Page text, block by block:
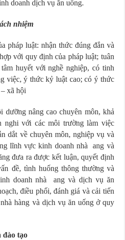
doanh dịch vụ ăn uống.
nhiệm
pháp luật: nhận thức đúng đắn và
với quy định của pháp luật; tuân
huyết với nghề nghiệp, có tinh
việc, ý thức kỷ luật cao; có ý thức
xã hội
nâng cao chuyên môn, khả
nghi với các môi trường làm việc
dắt về chuyên môn, nghiệp vụ và
lĩnh vực kinh doanh nhà ang và
đưa ra được kết luận, quyết định
đề, tình huống thông thường và
doanh nhà ang và dịch vụ ăn
điều phối, đánh giá và cải tiến
hàng và dịch vụ ăn uống ở quy
đào tạo